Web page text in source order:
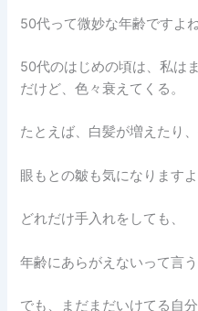
50代って微妙な年齢ですよ
50代のはじめの頃は、私は
だけど、色々衰えてくる。
たとえば、白髪が増えたり
眼もとの皺も気になります
どれだけ手入れをしても、
年齢にあらがえないって言
でも、まだまだいけてる自